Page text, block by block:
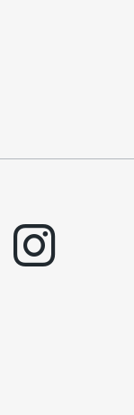
instagram